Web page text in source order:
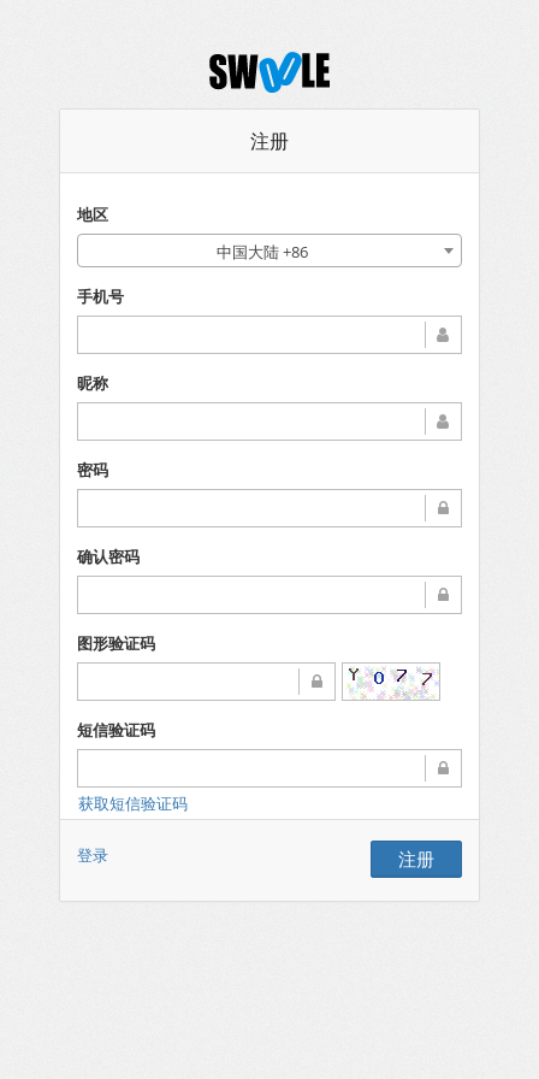
注册
地区
中国大陆 +86
手机号
昵称
密码
确认密码
图形验证码
短信验证码
获取短信验证码
登录 注册